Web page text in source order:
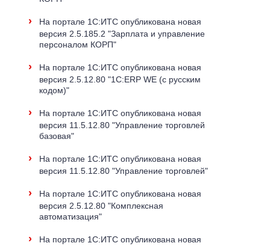
›
На портале 1С:ИТС опубликована новая
версия 2.5.185.2 "Зарплата и управление
персоналом КОРП"
›
На портале 1С:ИТС опубликована новая
версия 2.5.12.80 "1C:ERP WE (с русским
кодом)"
›
На портале 1С:ИТС опубликована новая
версия 11.5.12.80 "Управление торговлей
базовая"
›
На портале 1С:ИТС опубликована новая
версия 11.5.12.80 "Управление торговлей"
›
На портале 1С:ИТС опубликована новая
версия 2.5.12.80 "Комплексная
автоматизация"
›
На портале 1С:ИТС опубликована новая